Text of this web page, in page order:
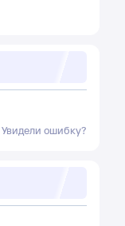
Увидели ошибку?